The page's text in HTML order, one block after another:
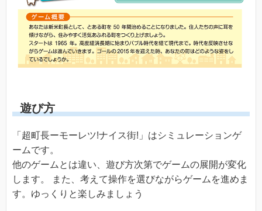
遊び方
「超町長ーモーレツ!ナイス街!」はシミュレーションゲ
ームです。
他のゲームとは違い、遊び方次第でゲームの展開が変化
します。 また、考えて操作を選びながらゲームを進めま
す。ゆっくりと楽しみましょう